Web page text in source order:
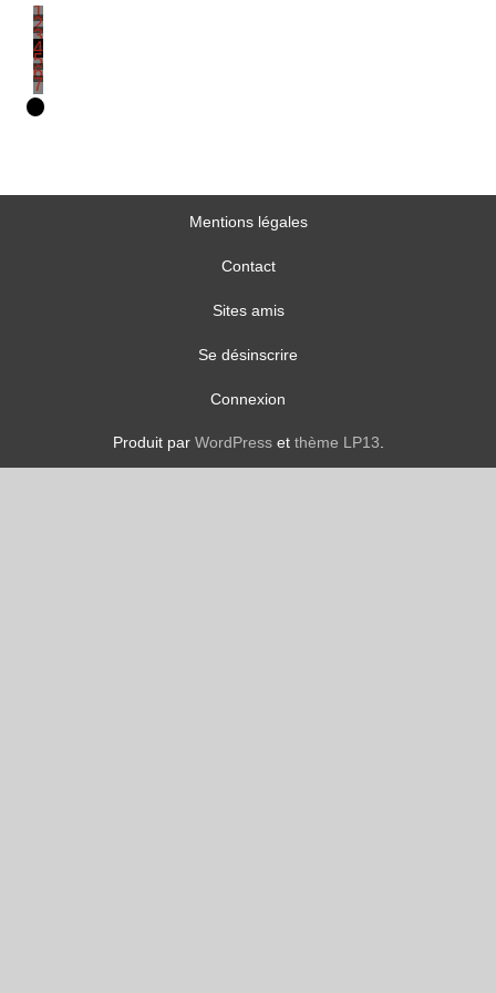
1
2
3
4
5
6
7
Mentions légales
Contact
Sites amis
Se désinscrire
Connexion
Produit par WordPresset thème LP13.